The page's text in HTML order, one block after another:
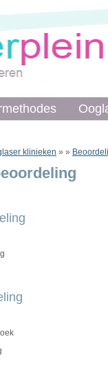
klinieken » »